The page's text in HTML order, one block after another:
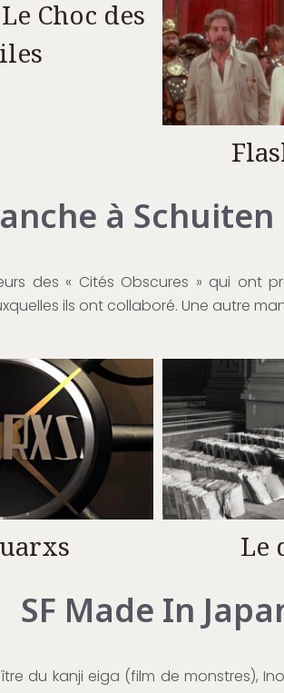
Choc des
à
des « Cités Obscures » qui ont
ils ont collaboré. Une autre
Le
SF Made In
du kanji eiga (film de monstres),